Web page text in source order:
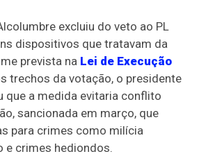
excluiu do veto ao PL
dispositivos que tratavam da
prevista na Lei de Execução
trechos da votação, o presidente
que a medida evitaria conflito
sancionada em março, que
para crimes como milícia
e crimes hediondos.